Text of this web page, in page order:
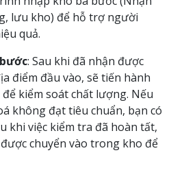
lưu kho) để hỗ trợ người
quả.
: Sau khi đã nhận được
điểm đầu vào, sẽ tiến hành
kiểm soát chất lượng. Nếu
không đạt tiêu chuẩn, bạn có
khi việc kiểm tra đã hoàn tất,
chuyển vào trong kho để